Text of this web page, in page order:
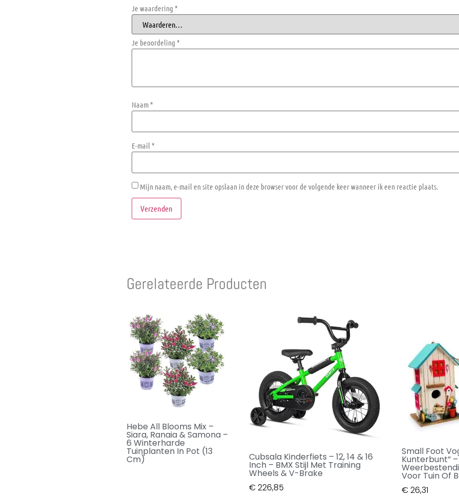
Je waardering *
Je beoordeling *
Naam*
E-mail *
Mijn naam, e-mail en site opslaan in deze browser voor de volgende keer wanneer ik een reactie plaats.
Gerelateerde Producten
Hebe All Blooms Mix –
Siara, Ranaia & Samona –
6 Winterharde
Tuinplanten In Pot (13
Cm) Cubsala Kinderfiets – 12, 14 & 16
Inch – BMX Stijl Met Training
Wheels & V-Brake
€226,85
Small Foot
Kunterbunt”
Voor Tuin Of
€26,31